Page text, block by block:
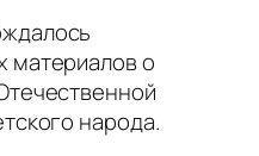
материалов о
народа.